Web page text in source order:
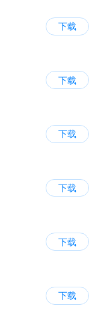
下载
下载
下载
下载
下载
下载